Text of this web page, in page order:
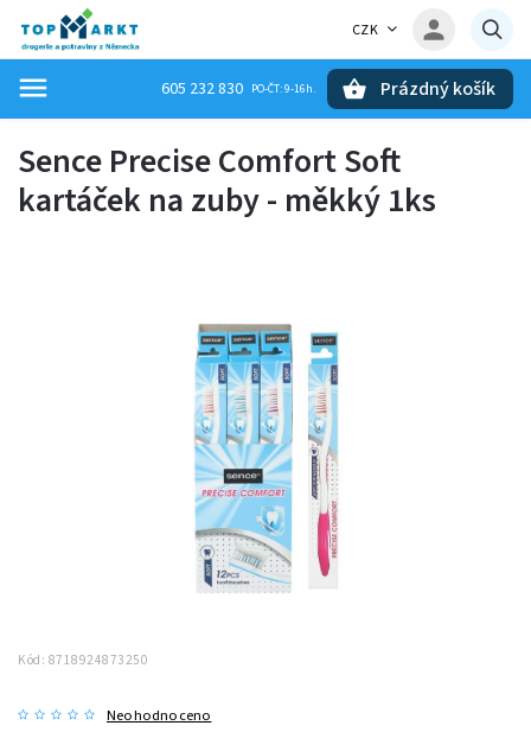
CZK
605 232 830 Prázdný košík
Sence Precise Comfort Soft
kartáček na zuby - měkký 1ks
Kód: 8718924873250
Neohodnoceno